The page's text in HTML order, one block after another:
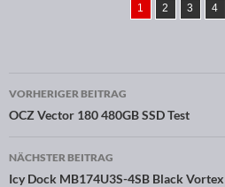
1 2 3 4
Beitragsnavigation
VORHERIGER BEITRAG
OCZ Vector 180 480GB SSD Test
NÄCHSTER BEITRAG
Icy Dock MB174U3S-4SB Black